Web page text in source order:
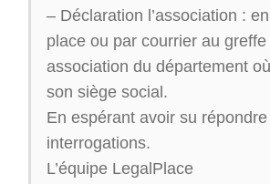
– Déclaration l’association :
place ou par courrier au
association du département
son siège social.
En espérant avoir su
interrogations.
L’équipe LegalPlace